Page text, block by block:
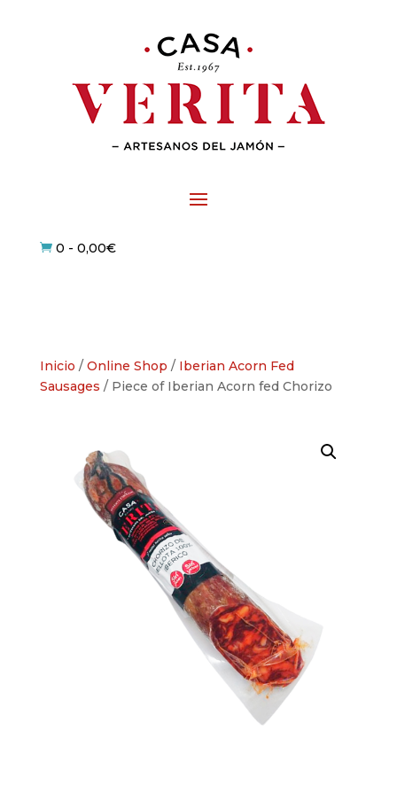
 0 - 0,00€
Inicio / Online Shop / Iberian Acorn Fed
Sausages / Piece of Iberian Acorn fed Chorizo